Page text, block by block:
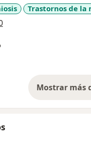
Trastornos de la
a11y_sr_more_diseases
Mostrar más